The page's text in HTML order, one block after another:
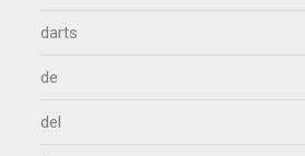
darts
de
del